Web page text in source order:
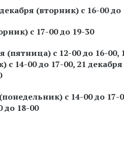
(вторник) с 16-00 до
с 17-00 до 19-30
(пятница) с 12-00 до 16-00,
с 14-00 до 17-00, 21 декабря
с 14-00 до 17-
до 18-00